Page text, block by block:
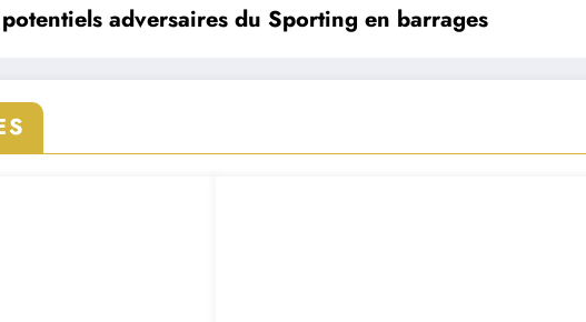
adversaires du Sporting en barrages